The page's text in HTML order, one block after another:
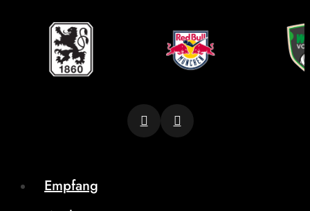
Empfang